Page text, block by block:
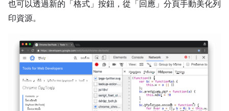
也可以透過新的「格式」 按鈕，從「回應」 分頁手動美化列
印資源。